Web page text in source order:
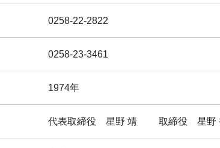
0258-22-2822
0258-23-3461
1974年
代表取締役 星野 靖 取締役 星野